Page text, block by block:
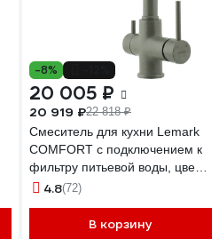
-8%
20 005 ₽
20 919 ₽22 818 ₽
Смеситель для кухни Lemark
COMFORT с подключением к
фильтру питьевой воды, цвет:
серый шёлк LM3061PGS
4.8(72)
В корзину